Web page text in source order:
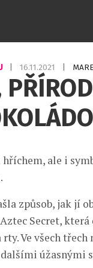
16.11.2021
ale i
způsob, jak jí
Secret, která
Ve všech třech
úžasnými